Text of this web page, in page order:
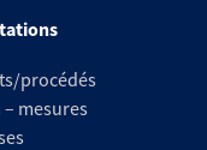
procédés
– mesures